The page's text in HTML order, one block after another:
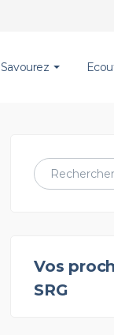
Savourez
Vos
SRG